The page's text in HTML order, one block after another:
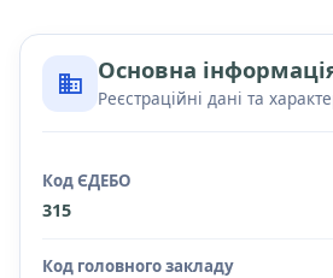
Основна
Реєстраційні дані та
Код ЄДЕБО
315
Код головного закладу